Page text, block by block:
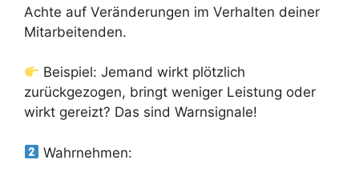
Achte auf Veränderungen im Verhalten deiner
Mitarbeitenden.
Beispiel: Jemand wirkt plötzlich
zurückgezogen, bringt weniger Leistung oder
wirkt gereizt? Das sind Warnsignale!
Wahrnehmen: